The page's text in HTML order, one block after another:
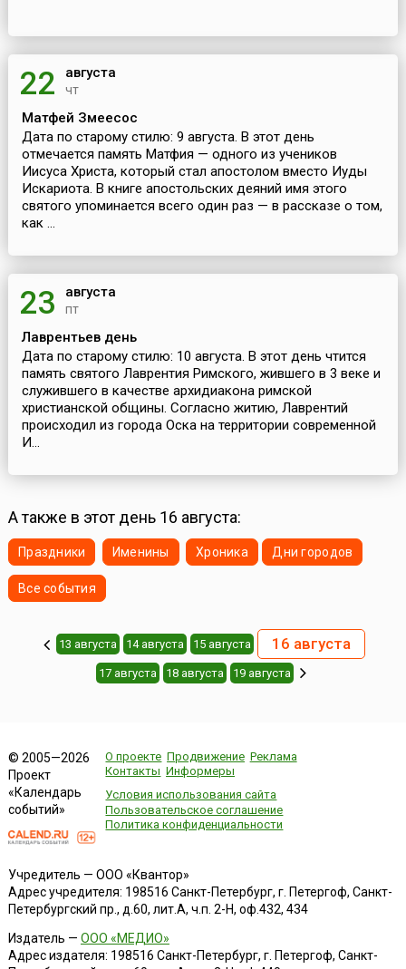
22 августа
чт
Матфей Змеесос
Дата по старому стилю: 9 августа. В этот день
отмечается память Матфия — одного из учеников
Иисуса Христа, который стал апостолом вместо Иуды
Искариота. В книге апостольских деяний имя этого
святого упоминается всего один раз — в рассказе о том,
как ...
23 августа
пт
Лаврентьев день
Дата по старому стилю: 10 августа. В этот день чтится
память святого Лаврентия Римского, жившего в 3 веке и
служившего в качестве архидиакона римской
христианской общины. Согласно житию, Лаврентий
происходил из города Оска на территории современной
И...
А также в этот день 16 августа:
Праздники Именины Хроника Дни городов
Все события
13 августа 14 августа 15 августа 16 августа
17 августа 18 августа 19 августа
© 2005—2026
Проект
«Календарь
событий»
О проекте Продвижение Реклама
Контакты Информеры
Условия использования сайта
Пользовательское соглашение
Политика конфиденциальности
Учредитель — ООО «Квантор»
Адрес учредителя: 198516 Санкт-Петербург, г. Петергоф, Санкт-
Петербургский пр., д.60, лит.А, ч.п. 2-Н, оф.432, 434
Издатель — ООО «МЕДИО»
Адрес издателя: 198516 Санкт-Петербург, г. Петергоф, Санкт-